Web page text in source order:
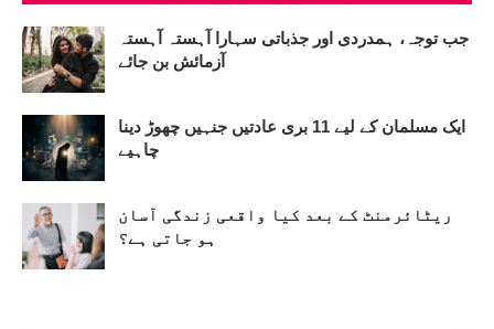
جب توجہ، ہمدردی اور جذباتی سہارا آہستہ آہستہ
آزمائش بن جائے
ایک مسلمان کے لیے 11 بری عادتیں جنہیں چھوڑ دینا
چاہیے
ریٹائرمنٹ کے بعد کیا واقعی زندگی آسان
ہو جاتی ہے؟